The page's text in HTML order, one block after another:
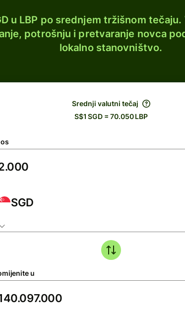
u LBP po srednjem tržišnom
potrošnju i pretvaranje novca
lokalno stanovništvo.
Srednji valutni tečaj
S$1 SGD = 70.050 LBP
SGD
u